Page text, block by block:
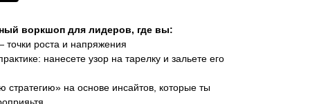
воркшоп для лидеров, где вы:
роста и напряжения
нанесете узор на тарелку и зальете его
стратегию» на основе инсайтов, которые ты